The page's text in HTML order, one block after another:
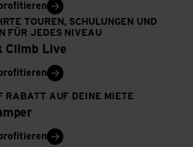
TOUREN, SCHULUNGEN UND
FÜR JEDES NIVEAU
Climb Live
RABATT AUF DEINE MIETE